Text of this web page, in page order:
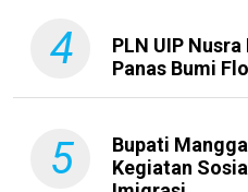
4
PLN UIP
Panas Bumi
5
Bupati
Kegiatan